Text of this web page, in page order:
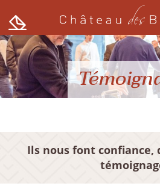
content
Ils nous font confiance,